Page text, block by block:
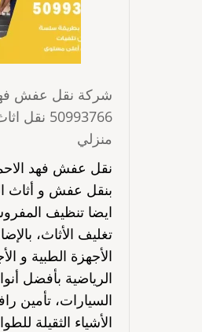
شركة نقل عفش
50993766
منزلي
نقل عفش فهد
بنقل عفش و أثاث
ايضا تنظيف
تغليف الأثاث،
الأجهزة الطبية و
الرياضية بأفضل
السيارات، تأمين
الأشياء الثقيلة